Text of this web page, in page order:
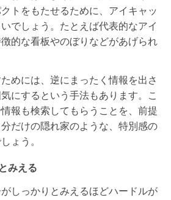
トをもたせるために、アイキャッ
でしょう。たとえば代表的なアイ
的な看板やのぼりなどがあげられ
めには、逆にまったく情報を出さ
にするという手法もあります。こ
報も検索してもらうことを、前提
だけの隠れ家のような、特別感の
ょう。
みえる
しっかりとみえるほどハードルが